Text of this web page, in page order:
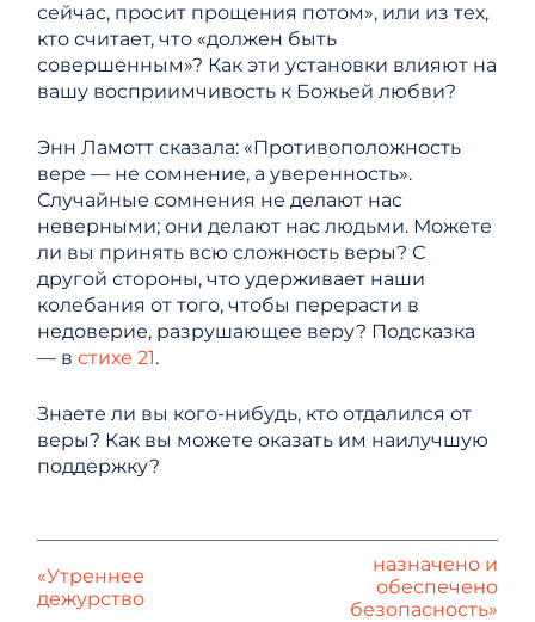
сейчас, просит прощения потом», или из тех,
кто считает, что «должен быть
совершенным»? Как эти установки влияют на
вашу восприимчивость к Божьей любви?
Энн Ламотт сказала: «Противоположность
вере — не сомнение, а уверенность».
Случайные сомнения не делают нас
неверными; они делают нас людьми. Можете
ли вы принять всю сложность веры? С
другой стороны, что удерживает наши
колебания от того, чтобы перерасти в
недоверие, разрушающее веру? Подсказка
— встихе 21.
Знаете ли вы кого-нибудь, кто отдалился от
веры? Как вы можете оказать им наилучшую
поддержку?
«Утреннее
дежурство
назначено и
обеспечено
безопасность»